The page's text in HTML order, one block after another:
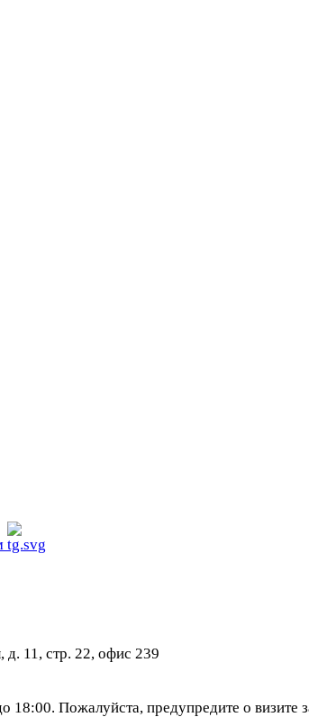
д. 11, стр. 22, офис 239
18:00. Пожалуйста, предупредите о визите